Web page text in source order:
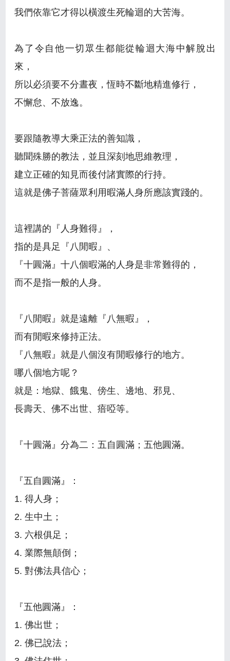
我們依靠它才得以橫渡生死輪迴的大苦海。
為了令自他一切眾生都能從輪迴大海中解脫出
來，
所以必須要不分晝夜，恆時不斷地精進修行，
不懈怠、不放逸。
要跟隨教導大乘正法的善知識，
聽聞殊勝的教法，並且深刻地思維教理，
建立正確的知見而後付諸實際的行持。
這就是佛子菩薩眾利用暇滿人身所應該實踐的。
這裡講的『人身難得』，
指的是具足『八閒暇』、
『十圓滿』十八個暇滿的人身是非常難得的，
而不是指一般的人身。
『八閒暇』就是遠離『八無暇』，
而有閒暇來修持正法。
『八無暇』就是八個沒有閒暇修行的地方。
哪八個地方呢？
就是：地獄、餓鬼、傍生、邊地、邪見、
長壽天、佛不出世、瘖啞等。
『十圓滿』分為二：五自圓滿；五他圓滿。
『五自圓滿』：
1. 得人身；
2. 生中土；
3. 六根俱足；
4. 業際無顛倒；
5. 對佛法具信心；
『五他圓滿』：
1. 佛出世；
2. 佛已說法；